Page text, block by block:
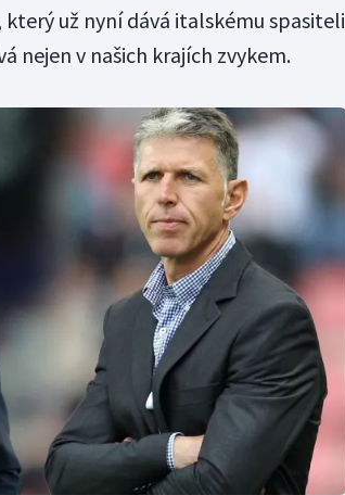
už nyní dává italskému spasiteli
nejen v našich krajích zvykem.